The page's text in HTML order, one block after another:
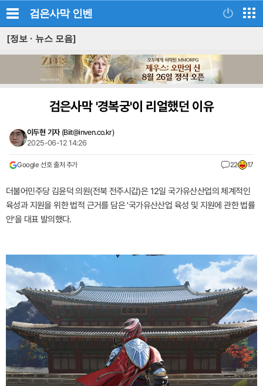
검은사막 인벤
[정보 · 뉴스 모음]
검은사막 '경복궁'이 리얼했던 이유
이두현 기자 (Biit@inven.co.kr)
2025-06-12 14:26
Google 선호 출처 추가 22 17
더불어민주당 김윤덕 의원(전북 전주시갑)은 12일 국가유산산업의 체계적인
육성과 지원을 위한 법적 근거를 담은 '국가유산산업 육성 및 지원에 관한 법률
안'을 대표 발의했다.